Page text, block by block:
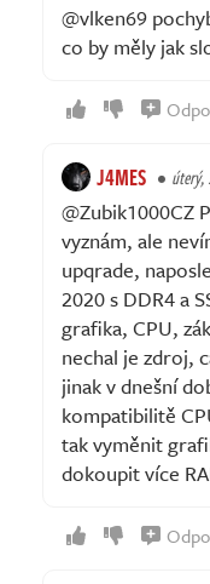
@vlken69
co by měly jak
J4MES úterý,
@Zubik1000CZ
vyznám, ale
upqrade,
2020 s DDR4 a
grafika, CPU,
nechal je zdroj,
jinak v dnešní
kompatibilitě
tak vyměnit
dokoupit více